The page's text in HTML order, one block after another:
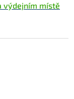
výdejním místě